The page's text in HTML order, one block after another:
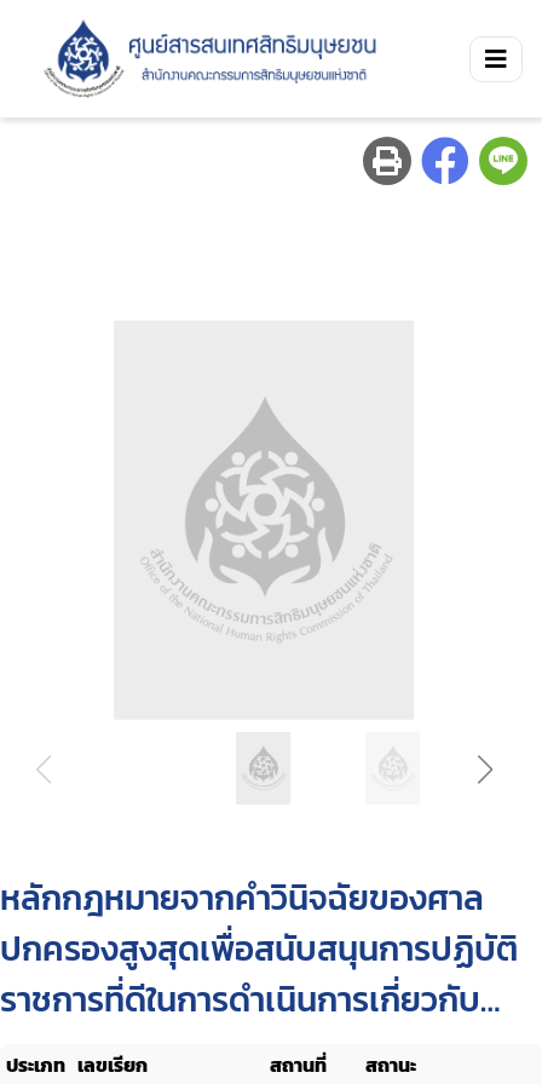
หลักกฎหมายจากคำวินิจฉัยของศาล
ปกครองสูงสุดเพื่อสนับสนุนการปฏิบัติ
ราชการที่ดีในการดำเนินการเกี่ยวกับ
สัญญาทางปกครอง
ประเภท เลขเรียก สถานที่
สถานะ